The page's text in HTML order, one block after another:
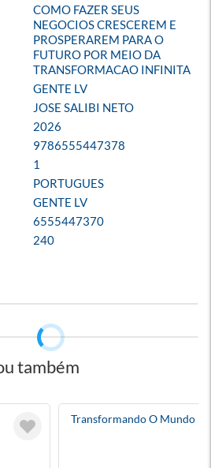
COMO FAZER SEUS
NEGOCIOS CRESCEREM E
PROSPERAREM PARA O
FUTURO POR MEIO DA
TRANSFORMACAO INFINITA
GENTE LV
JOSE SALIBI NETO
2026
9786555447378
1
PORTUGUES
GENTE LV
6555447370
240
também
Transformando O Mundo